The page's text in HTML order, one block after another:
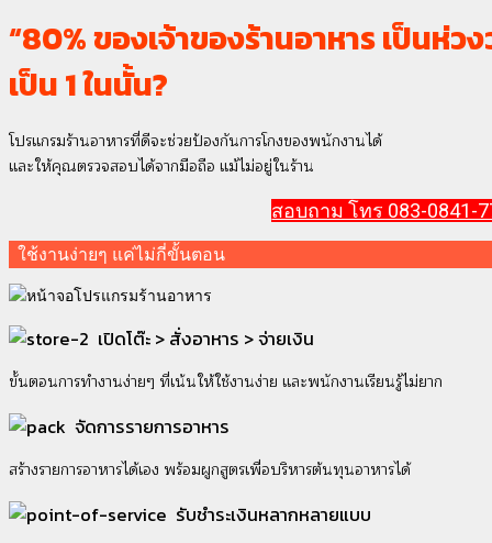
“80% ของเจ้าของร้านอาหาร เป็นห่
เป็น 1 ในนั้น?
โปรแกรมร้านอาหารที่ดีจะช่วยป้องกันการโกงของพนักงานได้
และให้คุณตรวจสอบได้จากมือถือ แม้ไม่อยู่ในร้าน
สอบถาม โทร 083-0841-
ใช้งานง่ายๆ แค่ไม่กี่ขั้นตอน
เปิดโต๊ะ > สั่งอาหาร > จ่ายเงิน
ขั้นตอนการทำงานง่ายๆ ที่เน้นให้ใช้งานง่าย และพนักงานเรียนรู้ไม่ยาก
จัดการรายการอาหาร
สร้างรายการอาหารได้เอง พร้อมผูกสูตรเพื่อบริหารต้นทุนอาหารได้
รับชำระเงินหลากหลายแบบ